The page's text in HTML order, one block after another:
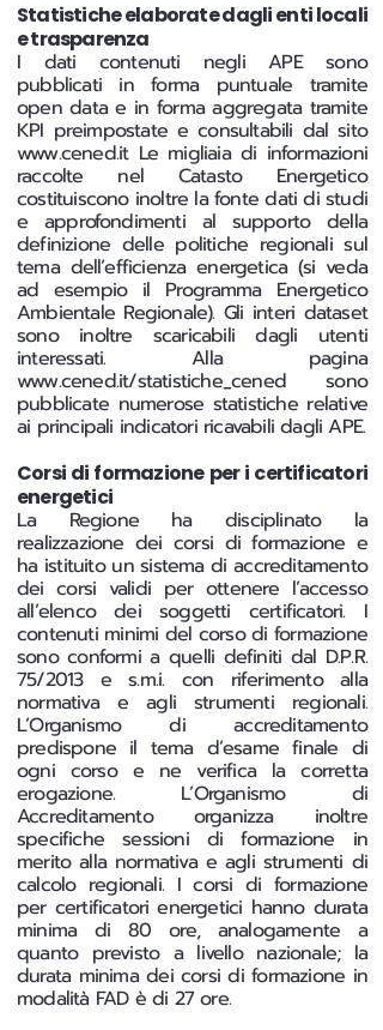
Statistiche elaborate dagli enti locali
e trasparenza
I dati contenuti negli APE sono
pubblicati in forma puntuale tramite
open data e in forma aggregata tramite
KPI preimpostate e consultabili dal sito
www.cened.itLe migliaia di informazioni
raccolte nel Catasto Energetico
costituiscono inoltre la fonte dati di studi
e approfondimenti al supporto della
definizione delle politiche regionali sul
tema dell’efficienza energetica (si veda
ad esempio il Programma Energetico
Ambientale Regionale). Gli interi dataset
sono inoltre scaricabili dagli utenti
interessati. Alla pagina
www.cened.it/statistiche_cened sono
pubblicate numerose statistiche relative
ai principali indicatori ricavabili dagli APE.
Corsi di formazione per i certificatori
energetici
La Regione ha disciplinato la
realizzazione dei corsi di formazione e
ha istituito un sistema di accreditamento
dei corsi validi per ottenere l’accesso
all’elenco dei soggetti certificatori. I
contenuti minimi del corso di formazione
sono conformi a quelli definiti dal D.P.R.
75/2013 e s.m.i. con riferimento alla
normativa e agli strumenti regionali.
L’Organismo di accreditamento
predispone il tema d’esame finale di
ogni corso e ne verifica la corretta
erogazione. L’Organismo di
Accreditamento organizza inoltre
specifiche sessioni di formazione in
merito alla normativa e agli strumenti di
calcolo regionali. I corsi di formazione
per certificatori energetici hanno durata
minima di 80 ore, analogamente a
quanto previsto a livello nazionale; la
durata minima dei corsi di formazione in
modalità FAD è di 27 ore.